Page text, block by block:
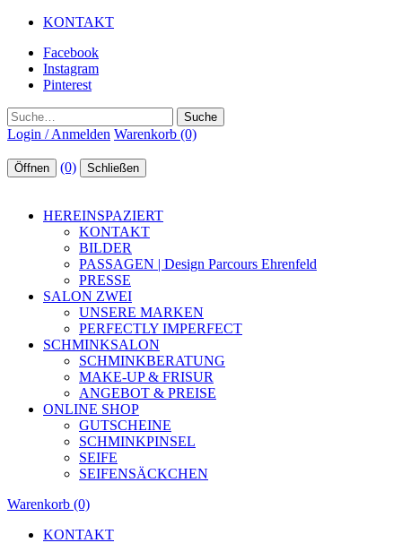
KONTAKT
Facebook
Instagram
Pinterest
Suche
Login / Anmelden Warenkorb (0)
Öffnen (0) Schließen
HEREINSPAZIERT
KONTAKT
BILDER
PASSAGEN | Design Parcours Ehrenfeld
PRESSE
SALON ZWEI
UNSERE MARKEN
PERFECTLY IMPERFECT
SCHMINKSALON
SCHMINKBERATUNG
MAKE-UP & FRISUR
ANGEBOT & PREISE
ONLINE SHOP
GUTSCHEINE
SCHMINKPINSEL
SEIFE
SEIFENSÄCKCHEN
Warenkorb (0)
KONTAKT